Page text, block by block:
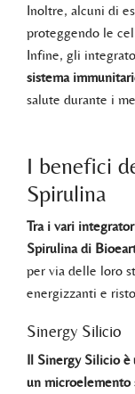
Inoltre, alcuni di
proteggendo le
Infine, gli
sistema
salute durante i
I benefici
Spirulina
Tra i vari
Spirulina di
per via delle loro
energizzanti e
Sinergy Silicio
Il Sinergy Silicio è
un microelemento